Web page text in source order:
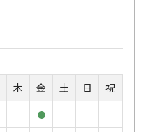
木 金 土 日
祝
●